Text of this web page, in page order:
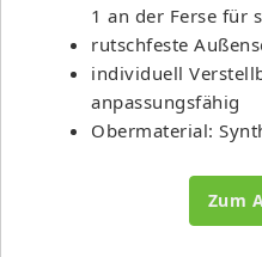
1 an der Ferse für
rutschfeste
individuell
anpassungsfähig
Obermaterial:
Zum